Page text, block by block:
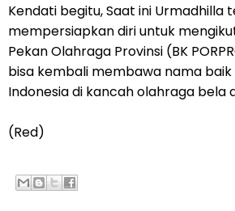
Kendati begitu, Saat ini Urmadhilla
mempersiapkan diri untuk
Pekan Olahraga Provinsi (BK
bisa kembali membawa nama
Indonesia di kancah olahraga bela
(Red)